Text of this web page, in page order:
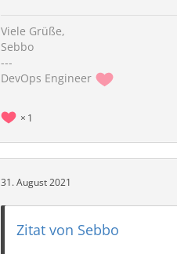
Viele Grüße,
Sebbo
---
DevOps Engineer
1
31. August 2021
Zitat von Sebbo